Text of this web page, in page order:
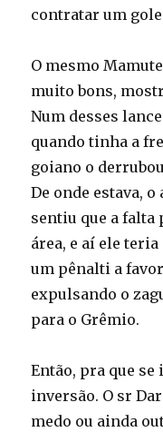
contratar um
O mesmo
muito bons,
Num desses
quando tinha a
goiano o
De onde estava,
sentiu que a falta
área, e aí ele
um pênalti a
expulsando o
para o Grêmio.
Então, pra que se
inversão. O sr
medo ou ainda